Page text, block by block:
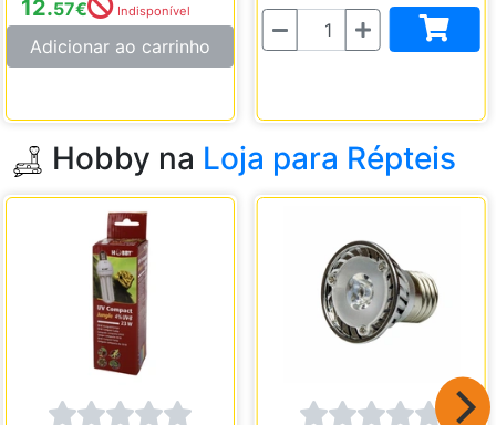
12.57€ Indisponível
Adicionar ao carrinho
Quantidade
Hobby na Loja para Répteis